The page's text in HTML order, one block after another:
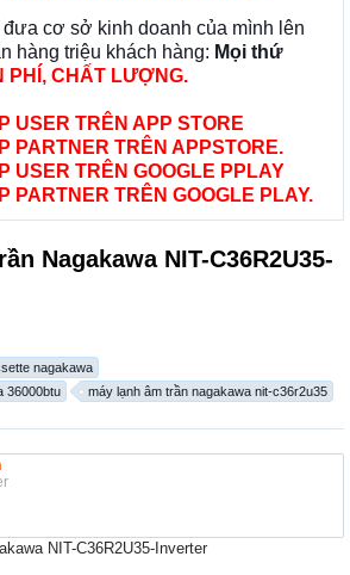
đưa cơ sở kinh doanh của mình lên
hàng triệu khách hàng: Mọi thứ
PHÍ, CHẤT LƯỢNG.
USER TRÊN APP STORE
PARTNER TRÊN APPSTORE.
USER TRÊN GOOGLE PPLAY
PARTNER TRÊN GOOGLE PLAY.
Nagakawa NIT-C36R2U35-
nagakawa
36000btu
máy lạnh âm trần nagakawa nit-c36r2u35
NIT-C36R2U35-Inverter